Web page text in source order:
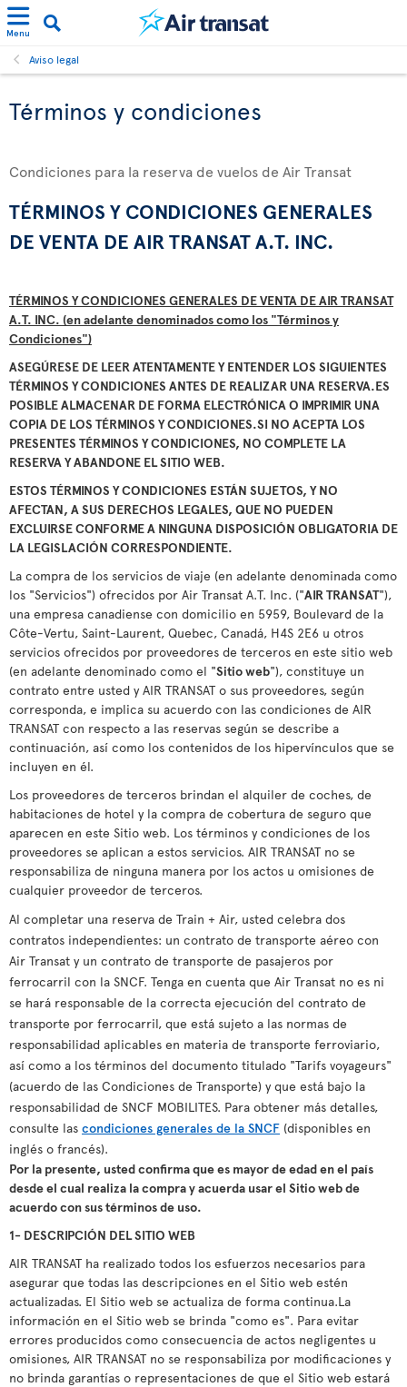
Menu
Aviso legal
Términos y condiciones
Condiciones para la reserva de vuelos de Air Transat
TÉRMINOS Y CONDICIONES GENERALES
DE VENTA DE AIR TRANSAT A.T. INC.
TÉRMINOS Y CONDICIONES GENERALES DE VENTA DE AIR TRANSAT
A.T. INC. (en adelante denominados como los "Términos y
Condiciones")
ASEGÚRESE DE LEER ATENTAMENTE Y ENTENDER LOS SIGUIENTES
TÉRMINOS Y CONDICIONES ANTES DE REALIZAR UNA RESERVA.ES
POSIBLE ALMACENAR DE FORMA ELECTRÓNICA O IMPRIMIR UNA
COPIA DE LOS TÉRMINOS Y CONDICIONES.SI NO ACEPTA LOS
PRESENTES TÉRMINOS Y CONDICIONES, NO COMPLETE LA
RESERVA Y ABANDONE EL SITIO WEB.
ESTOS TÉRMINOS Y CONDICIONES ESTÁN SUJETOS, Y NO
AFECTAN, A SUS DERECHOS LEGALES, QUE NO PUEDEN
EXCLUIRSE CONFORME A NINGUNA DISPOSICIÓN OBLIGATORIA DE
LA LEGISLACIÓN CORRESPONDIENTE.
La compra de los servicios de viaje (en adelante denominada como
los "Servicios") ofrecidos por Air Transat A.T. Inc. ("AIR TRANSAT"),
una empresa canadiense con domicilio en 5959, Boulevard de la
Côte-Vertu, Saint-Laurent, Quebec, Canadá, H4S 2E6 u otros
servicios ofrecidos por proveedores de terceros en este sitio web
(en adelante denominado como el "Sitio web"), constituye un
contrato entre usted y AIR TRANSAT o sus proveedores, según
corresponda, e implica su acuerdo con las condiciones de AIR
TRANSAT con respecto a las reservas según se describe a
continuación, así como los contenidos de los hipervínculos que se
incluyen en él.
Los proveedores de terceros brindan el alquiler de coches, de
habitaciones de hotel y la compra de cobertura de seguro que
aparecen en este Sitio web. Los términos y condiciones de los
proveedores se aplican a estos servicios. AIR TRANSAT no se
responsabiliza de ninguna manera por los actos u omisiones de
cualquier proveedor de terceros.
Al completar una reserva de Train + Air, usted celebra dos
contratos independientes: un contrato de transporte aéreo con
Air Transat y un contrato de transporte de pasajeros por
ferrocarril con la SNCF. Tenga en cuenta que Air Transat no es ni
se hará responsable de la correcta ejecución del contrato de
transporte por ferrocarril, que está sujeto a las normas de
responsabilidad aplicables en materia de transporte ferroviario,
así como a los términos del documento titulado "Tarifs voyageurs"
(acuerdo de las Condiciones de Transporte) y que está bajo la
responsabilidad de SNCF MOBILITES. Para obtener más detalles,
consulte las condiciones generales de la SNCF (disponibles en
inglés o francés).
Por la presente, usted confirma que es mayor de edad en el país
desde el cual realiza la compra y acuerda usar el Sitio web de
acuerdo con sus términos de uso.
1- DESCRIPCIÓN DEL SITIO WEB
AIR TRANSAT ha realizado todos los esfuerzos necesarios para
asegurar que todas las descripciones en el Sitio web estén
actualizadas. El Sitio web se actualiza de forma continua.La
información en el Sitio web se brinda "como es". Para evitar
errores producidos como consecuencia de actos negligentes u
omisiones, AIR TRANSAT no se responsabiliza por modificaciones y
no brinda garantías o representaciones de que el Sitio web estará